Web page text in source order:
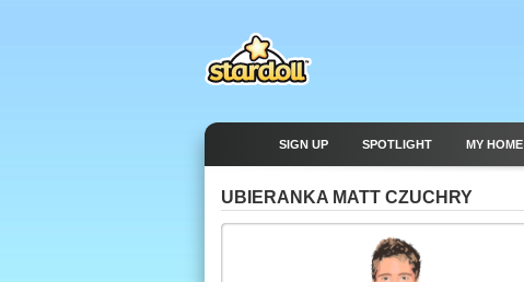
SIGN UP SPOTLIGHT MY HOME
UBIERANKA MATT CZUCHRY